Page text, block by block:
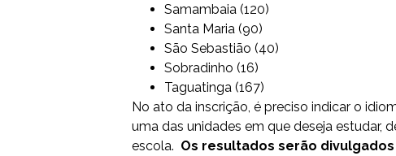
Samambaia (120)
Santa Maria (90)
São Sebastião (40)
Sobradinho (16)
Taguatinga (167)
No ato da inscrição, é preciso indicar o
uma das unidades em que deseja estudar,
escola. Os resultados serão